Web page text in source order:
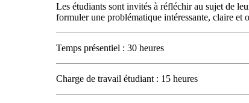
Les étudiants sont invités à réfléchir au sujet de
formuler une problématique intéressante, claire
Temps présentiel : 30 heures
Charge de travail étudiant : 15 heures